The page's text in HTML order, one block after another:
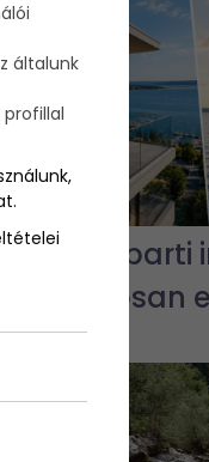
3
biztosan
általunk